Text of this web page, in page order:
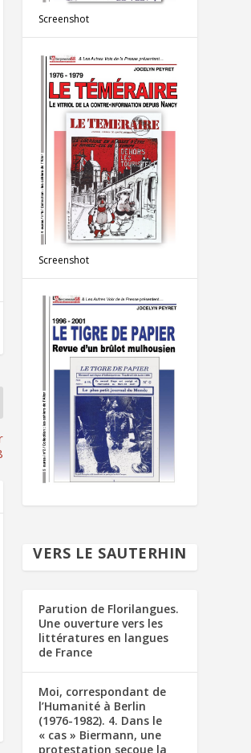
Screenshot
Screenshot
VERS LE SAUTERHIN
Parution de Florilangues.
Une ouverture vers les
littératures en langues
de France
Moi, correspondant de
l’Humanité à Berlin
(1976-1982). 4. Dans le
« cas » Biermann, une
protestation secoue la